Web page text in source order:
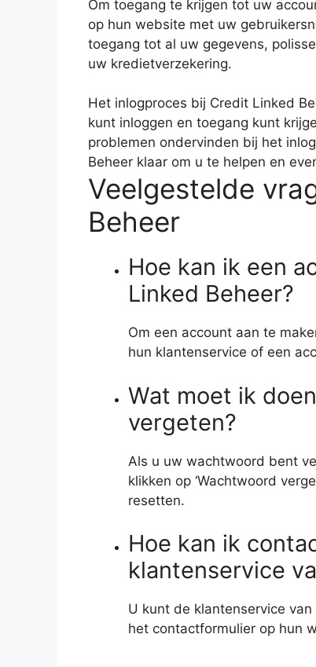
Om toegang te krijgen tot uw
op hun website met uw
toegang tot al uw gegevens,
uw kredietverzekering.
Het inlogproces bij Credit Linked
kunt inloggen en toegang kunt
problemen ondervinden bij het
Beheer klaar om u te helpen en
Veelgestelde
Beheer
Hoe kan ik een
Linked Beheer?
Om een account aan te
hun klantenservice of een
Wat moet ik
vergeten?
Als u uw wachtwoord bent
klikken op ‘Wachtwoord
resetten.
Hoe kan ik
klantenservice
U kunt de klantenservice
het contactformulier op hun